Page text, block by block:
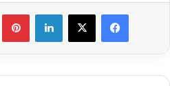
فيسبوك ‫X لينكدإن